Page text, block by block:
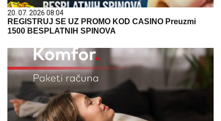
20. 07. 2026 08:04
REGISTRUJ SE UZ PROMO KOD CASINO Preuzmi
1500 BESPLATNIH SPINOVA